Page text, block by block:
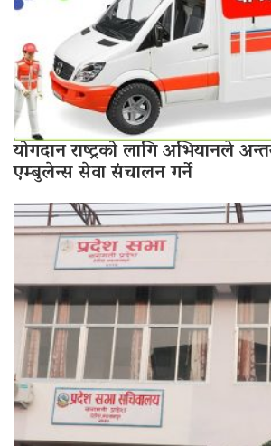
योगदान राष्ट्रको लागि अभियानले
एम्बुलेन्स सेवा संचालन गर्ने